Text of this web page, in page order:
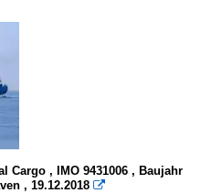
Cargo , IMO 9431006 , Baujahr
, 19.12.2018 